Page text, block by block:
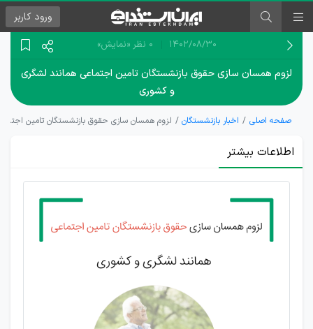
ورود کاربر
۱۴۰۲/۰۸/۳۰ 0 نظر «نمایش»
لزوم همسان سازی حقوق بازنشستگان تامین اجتماعی همانند لشگری
و کشوری
صفحه اصلی اخبار بازنشستگان لزوم همسان سازی حقوق بازنشستگان تامین
اطلاعات بیشتر